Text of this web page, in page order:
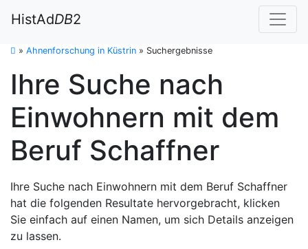
HistAdDB2
» Ahnenforschung in Küstrin » Suchergebnisse
Ihre Suche nach
Einwohnern mit dem
Beruf Schaffner
Ihre Suche nach Einwohnern mit dem Beruf Schaffner
hat die folgenden Resultate hervorgebracht, klicken
Sie einfach auf einen Namen, um sich Details anzeigen
zu lassen.